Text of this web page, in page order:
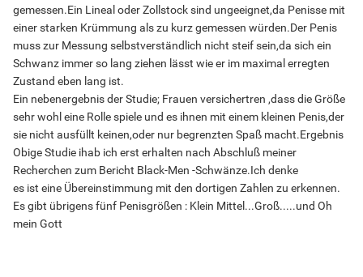
gemessen.Ein Lineal oder Zollstock sind ungeeignet,da Penisse mit
einer starken Krümmung als zu kurz gemessen würden.Der Penis
muss zur Messung selbstverständlich nicht steif sein,da sich ein
Schwanz immer so lang ziehen lässt wie er im maximal erregten
Zustand eben lang ist.
Ein nebenergebnis der Studie; Frauen versichertren ,dass die Größe
sehr wohl eine Rolle spiele und es ihnen mit einem kleinen Penis,der
sie nicht ausfüllt keinen,oder nur begrenzten Spaß macht.Ergebnis
Obige Studie ihab ich erst erhalten nach Abschluß meiner
Recherchen zum Bericht Black-Men -Schwänze.Ich denke
es ist eine Übereinstimmung mit den dortigen Zahlen zu erkennen.
Es gibt übrigens fünf Penisgrößen : Klein Mittel...Groß.....und Oh
mein Gott